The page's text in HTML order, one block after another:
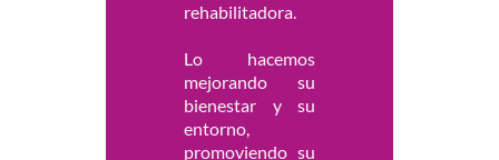
rehabilitadora.
Lo hacemos
mejorando su
bienestar y su
entorno,
promoviendo su